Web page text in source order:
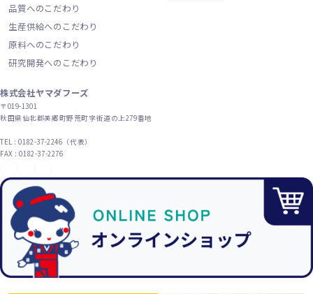
品質へのこだわり
生産供給へのこだわり
原料へのこだわり
研究開発へのこだわり
株式会社ヤマダフーズ
〒019-1301
秋田県仙北郡美郷町野荒町字街道の上279番地
TEL : 0182-37-2246（代表）
FAX : 0182-37-2276